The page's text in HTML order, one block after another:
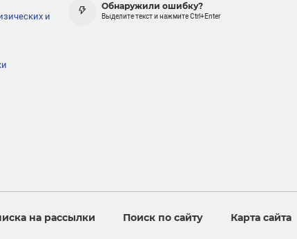
и
Обнаружили ошибку?
Выделите текст и нажмите Ctrl+Enter
на рассылки Поиск по сайту Карта сайта